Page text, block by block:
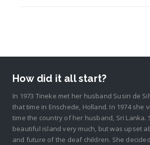
How did it all start?
In 1973 Tineke met her husband Susiri de
that time in Enschede, Holland. In 1974 she
time the country of her husband, Sri Lanka.
beautiful island very much, but was upset
and future of the deaf children. She